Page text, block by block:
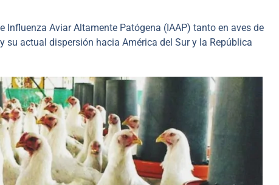
Influenza Aviar Altamente Patógena (IAAP) tanto en aves de
su actual dispersión hacia América del Sur y la República